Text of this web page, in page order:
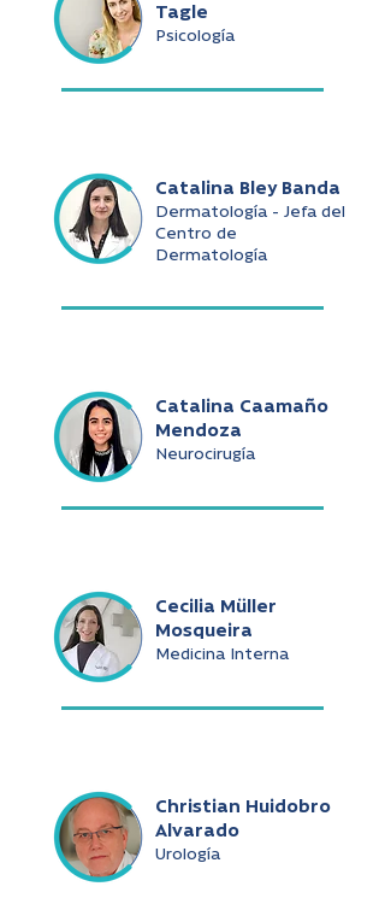
Tagle
Psicología
Catalina Bley Banda
Dermatología - Jefa del
Centro de
Dermatología
Catalina Caamaño
Mendoza
Neurocirugía
Cecilia Müller
Mosqueira
Medicina Interna
Christian Huidobro
Alvarado
Urología